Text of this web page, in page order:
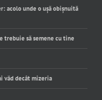
acolo unde o ușă obișnuită
trebuie să semene cu tine
văd decât mizeria